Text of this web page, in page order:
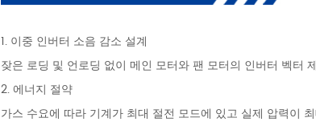
1. 이중 인버터 소음 감소 설계
잦은 로딩 및 언로딩 없이 메인 모터와 팬 모터의 인버터 벡터
2. 에너지 절약
가스 수요에 따라 기계가 최대 절전 모드에 있고 실제 압력이